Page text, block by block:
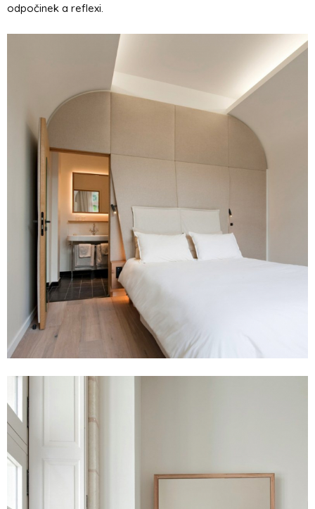
odpočinek a reflexi.